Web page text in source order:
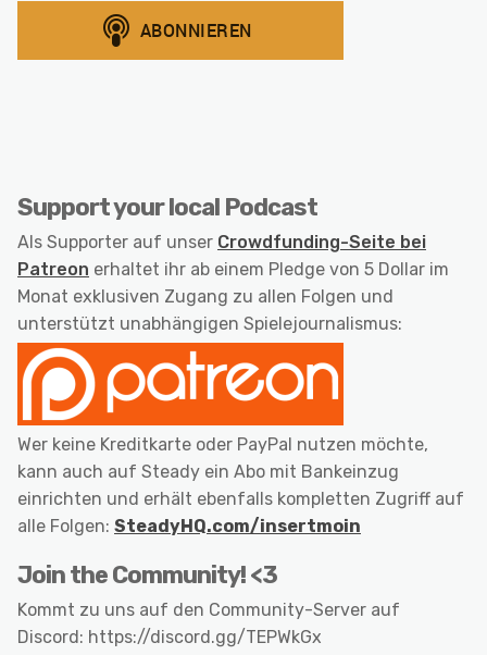
Support your local Podcast
Als Supporter auf unser Crowdfunding-Seite bei
Patreon erhaltet ihr ab einem Pledge von 5 Dollar im
Monat exklusiven Zugang zu allen Folgen und
unterstützt unabhängigen Spielejournalismus:
Wer keine Kreditkarte oder PayPal nutzen möchte,
kann auch auf Steady ein Abo mit Bankeinzug
einrichten und erhält ebenfalls kompletten Zugriff auf
alle Folgen: SteadyHQ.com/insertmoin
Join the Community! <3
Kommt zu uns auf den Community-Server auf
Discord: https://discord.gg/TEPWkGx